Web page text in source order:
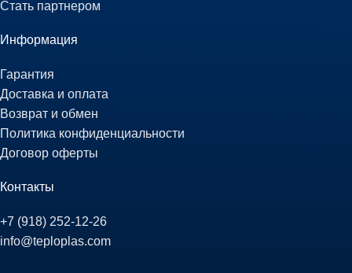
Стать партнером
Информация
Гарантия
Доставка и оплата
Возврат и обмен
Политика конфиденциальности
Договор оферты
Контакты
+7 (918) 252-12-26
info@teploplas.com